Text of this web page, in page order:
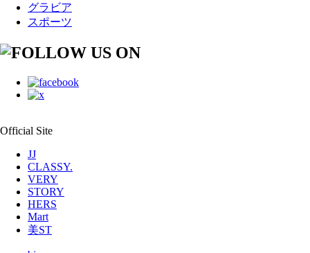
グラビア
スポーツ
Official Site
JJ
CLASSY.
VERY
STORY
HERS
Mart
美ST